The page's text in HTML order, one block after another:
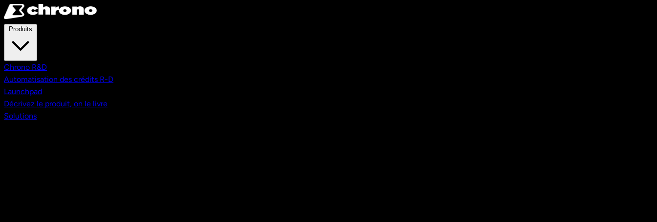
Aller au contenu principal
Chrono R&D
Automatisation des crédits R-D
Launchpad
Décrivez le produit, on le livre
Solutions